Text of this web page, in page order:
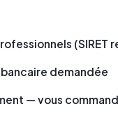
(SIRET
demandée
— vous